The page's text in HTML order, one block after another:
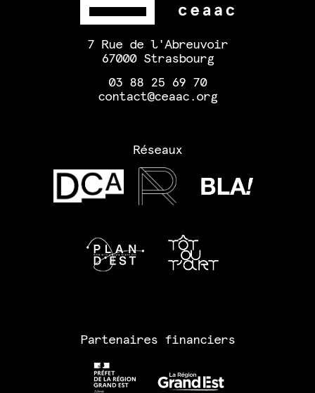
7 Rue de l'Abreuvoir
67000 Strasbourg
03 88 25 69 70
contact@ceaac.org
Réseaux
Partenaires financiers